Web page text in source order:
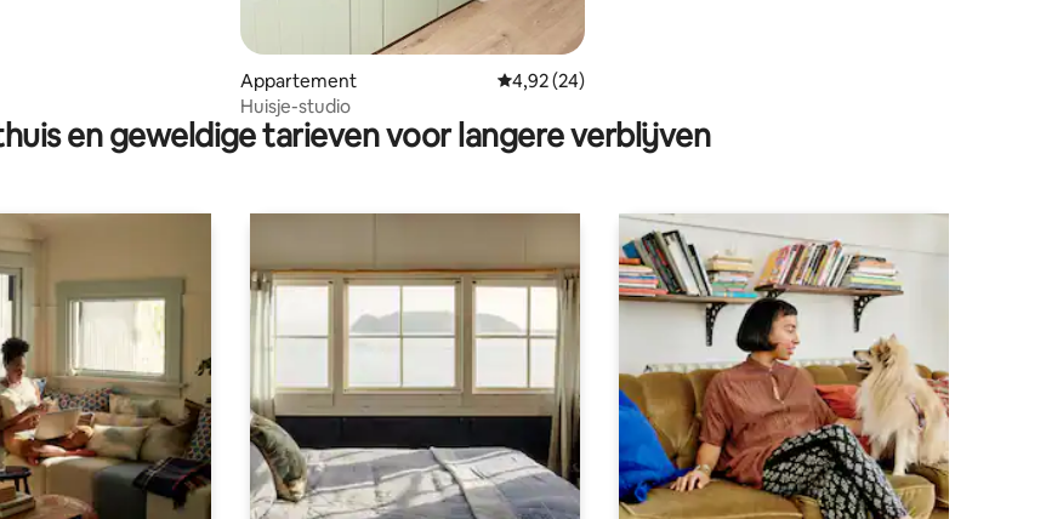
Appartement Gemiddelde beoordeling van 4,92 op 5, 24 recensies
4,92 (24)
Huisje-studio
en geweldige tarieven voor langere verblijven